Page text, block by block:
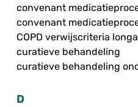
convenant
convenant
COPD verwijscriteria
curatieve behandeling
curatieve behandeling
D